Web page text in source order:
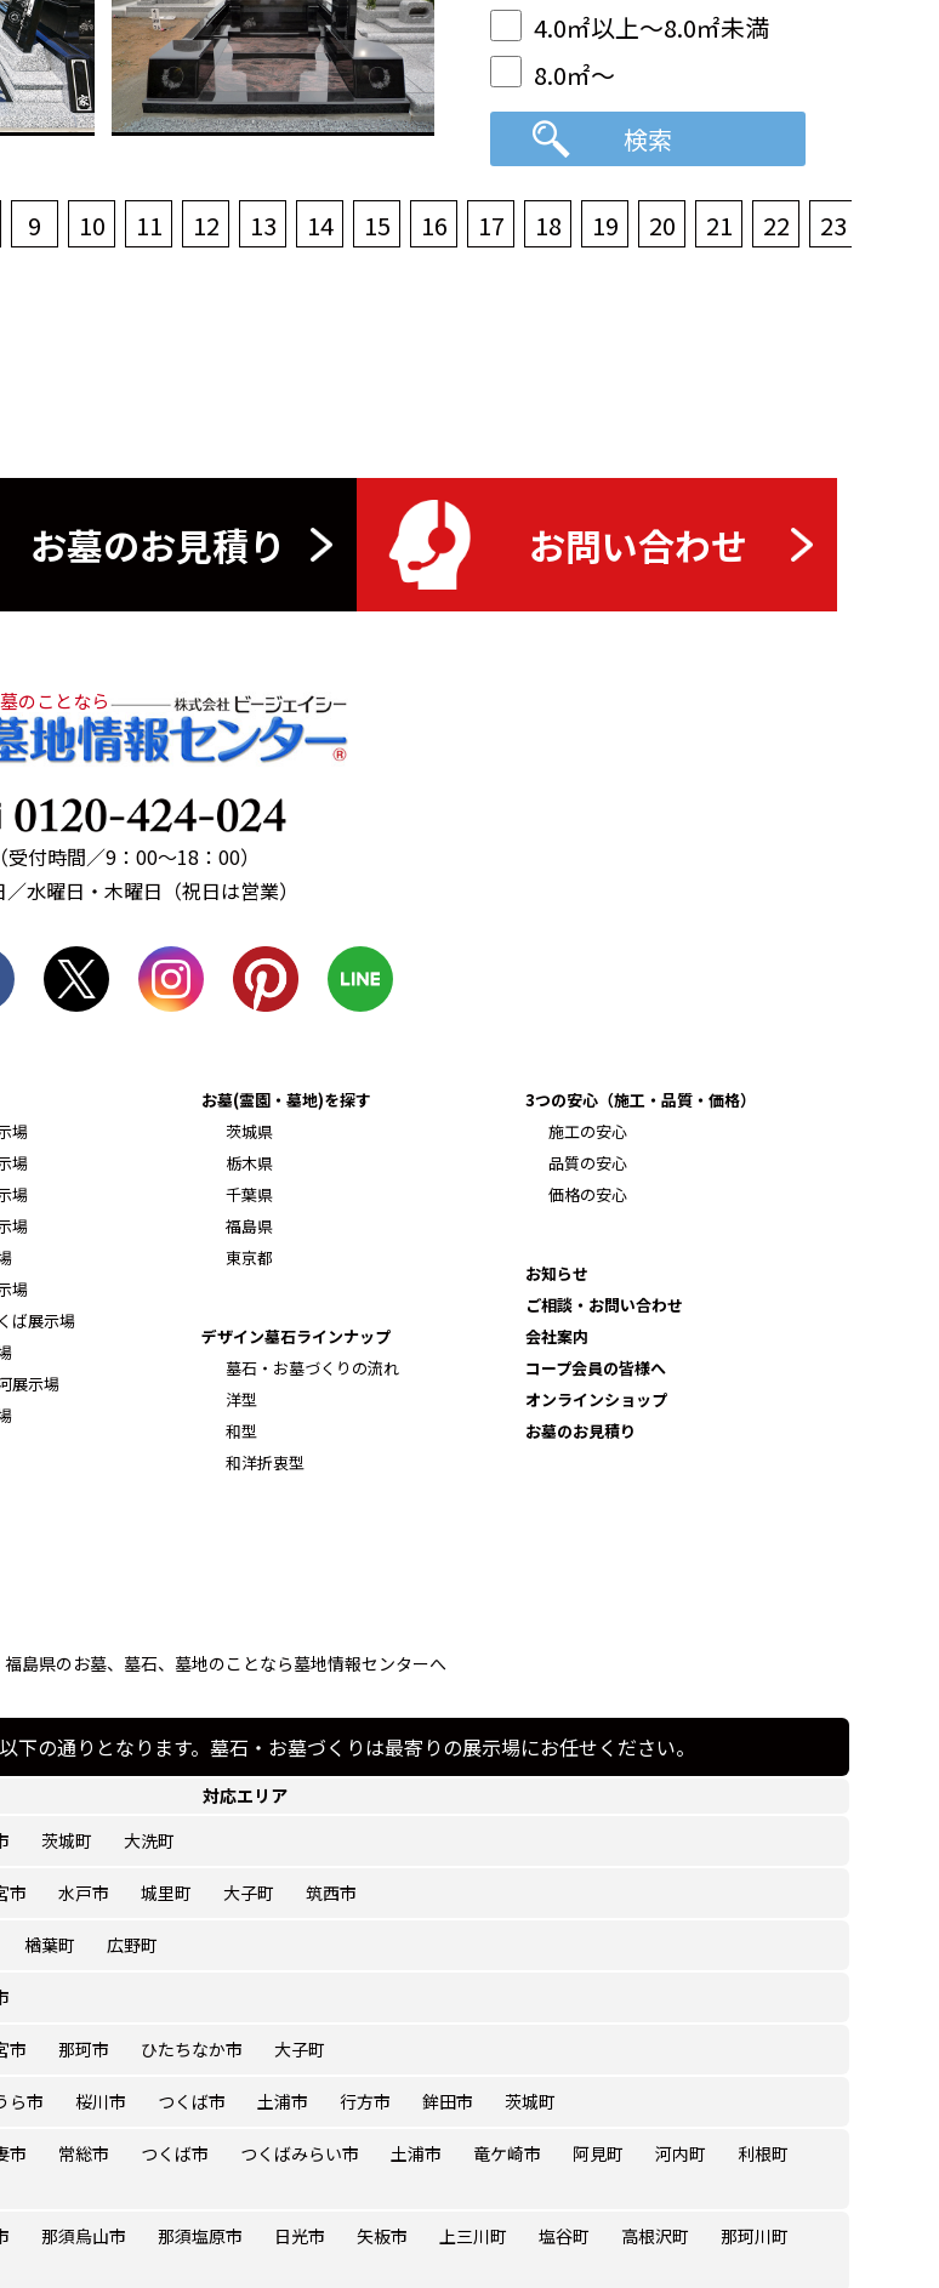
4.0㎡以上～8.0㎡未満
8.0㎡～
9 10 11 12 13 14 15 16 17 18 19 20 21 22 23
お墓のお見積り お問い合わせ
のことなら
（受付時間／9：00～18：00）
／水曜日・木曜日（祝日は営業）
場
場
場
場
場
ば展示場
展示場
お墓(霊園・墓地)を探す
茨城県
栃木県
千葉県
福島県
東京都
デザイン墓石ラインナップ
墓石・お墓づくりの流れ
洋型
和型
和洋折衷型
3つの安心（施工・品質・価格）
施工の安心
品質の安心
価格の安心
お知らせ
ご相談・お問い合わせ
会社案内
コープ会員の皆様へ
オンラインショップ
お墓のお見積り
島県のお墓、墓石、墓地のことなら墓地情報センターへ
の通りとなります。墓石・お墓づくりは最寄りの展示場にお任せください。
対応エリア
茨城町 大洗町
市 水戸市 城里町 大子町 筑西市
楢葉町 広野町
市 那珂市 ひたちなか市 大子町
ら市 桜川市 つくば市 土浦市 行方市 鉾田市 茨城町
市 常総市 つくば市 つくばみらい市 土浦市 竜ケ崎市 阿見町 河内町
利根町
那須烏山市 那須塩原市 日光市 矢板市 上三川町 塩谷町 高根沢町
那珂川町